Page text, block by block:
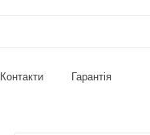
Контакти Гарантія